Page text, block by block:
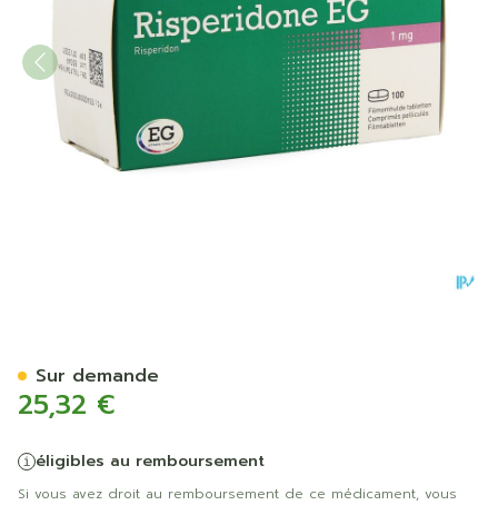
25,32 €
éligibles au remboursement
Si vous avez droit au remboursement de ce médicament, vous
Sur demande